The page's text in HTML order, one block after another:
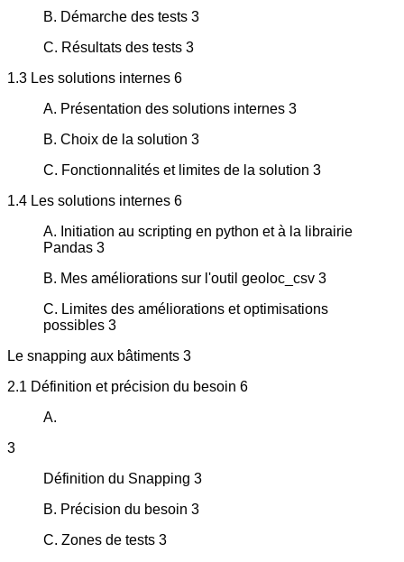
B. Démarche des tests 3
C. Résultats des tests 3
1.3 Les solutions internes 6
A. Présentation des solutions internes 3
B. Choix de la solution 3
C. Fonctionnalités et limites de la solution 3
1.4 Les solutions internes 6
A. Initiation au scripting en python et à la librairie
Pandas 3
B. Mes améliorations sur l'outil geoloc_csv 3
C. Limites des améliorations et optimisations
possibles 3
Le snapping aux bâtiments 3
2.1 Définition et précision du besoin 6
A.
3
Définition du Snapping 3
B. Précision du besoin 3
C. Zones de tests 3